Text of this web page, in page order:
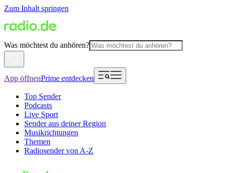
Zum Inhalt springen
Was möchtest du anhören?
App öffnenPrime entdecken
Top Sender
Podcasts
Live Sport
Sender aus deiner Region
Musikrichtungen
Themen
Radiosender von A-Z